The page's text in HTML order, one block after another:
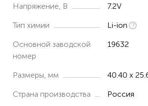
Напряжение, В 7.2V
Тип химии Li-ion
Основной заводской
номер
19632
Размеры, мм 40.40 x
Страна производства Россия